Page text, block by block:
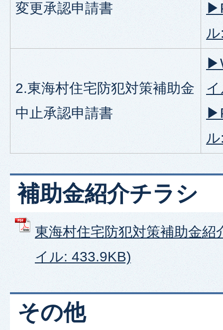
変更承認申請書
2.東海村住宅防犯対策補助金
中止承認申請書
補助金紹介チラシ
東海村住宅防犯対策補助金
イル: 433.9KB)
その他